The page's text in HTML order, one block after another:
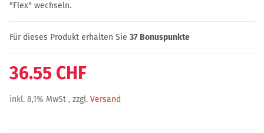
"Flex" wechseln.
Für dieses Produkt erhalten Sie 37 Bonuspunkte
36.55 CHF
inkl. 8,1% MwSt , zzgl. Versand